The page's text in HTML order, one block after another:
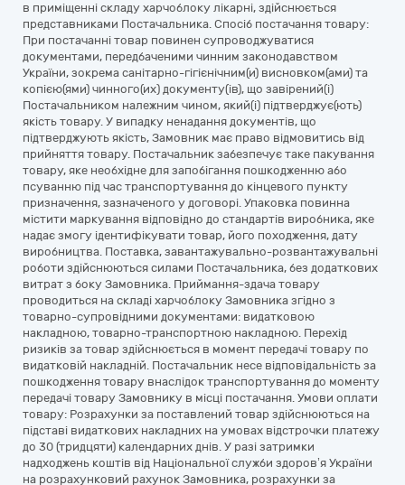
в приміщенні складу харчоблоку лікарні, здійснюється
представниками Постачальника. Спосіб постачання товару:
При постачанні товар повинен супроводжуватися
документами, передбаченими чинним законодавством
України, зокрема санітарно-гігієнічним(и) висновком(ами) та
копією(ями) чинного(их) документу(ів), що завірений(і)
Постачальником належним чином, який(і) підтверджує(ють)
якість товару. У випадку ненадання документів, що
підтверджують якість, Замовник має право відмовитись від
прийняття товару. Постачальник забезпечує таке пакування
товару, яке необхідне для запобігання пошкодженню або
псуванню під час транспортування до кінцевого пункту
призначення, зазначеного у договорі. Упаковка повинна
містити маркування відповідно до стандартів виробника, яке
надає змогу ідентифікувати товар, його походження, дату
виробництва. Поставка, завантажувально-розвантажувальні
роботи здійснюються силами Постачальника, без додаткових
витрат з боку Замовника. Приймання-здача товару
проводиться на складі харчоблоку Замовника згідно з
товарно-супровідними документами: видатковою
накладною, товарно-транспортною накладною. Перехід
ризиків за товар здійснюється в момент передачі товару по
видатковій накладній. Постачальник несе відповідальність за
пошкодження товару внаслідок транспортування до моменту
передачі товару Замовнику в місці постачання. Умови оплати
товару: Розрахунки за поставлений товар здійснюються на
підставі видаткових накладних на умовах відстрочки платежу
до 30 (тридцяти) календарних днів. У разі затримки
надходжень коштів від Національної служби здоров’я України
на розрахунковий рахунок Замовника, розрахунки за